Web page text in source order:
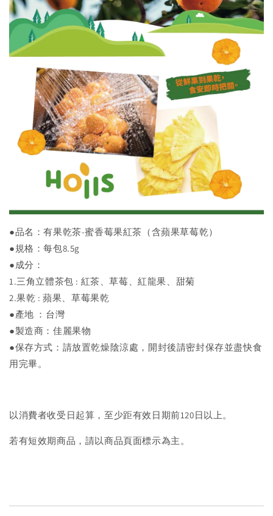
●品名：有果乾茶-蜜香莓果紅茶（含蘋果草莓乾）
●規格：每包8.5g
●成分：
1.三角立體茶包 : 紅茶、草莓、紅龍果、甜菊
2.果乾 : 蘋果、草莓果乾
●產地 ：台灣
●製造商：佳麗果物
●保存方式：請放置乾燥陰涼處，開封後請密封保存並盡快食
用完畢。
以消費者收受日起算，至少距有效日期前120日以上。
若有短效期商品，請以商品頁面標示為主。